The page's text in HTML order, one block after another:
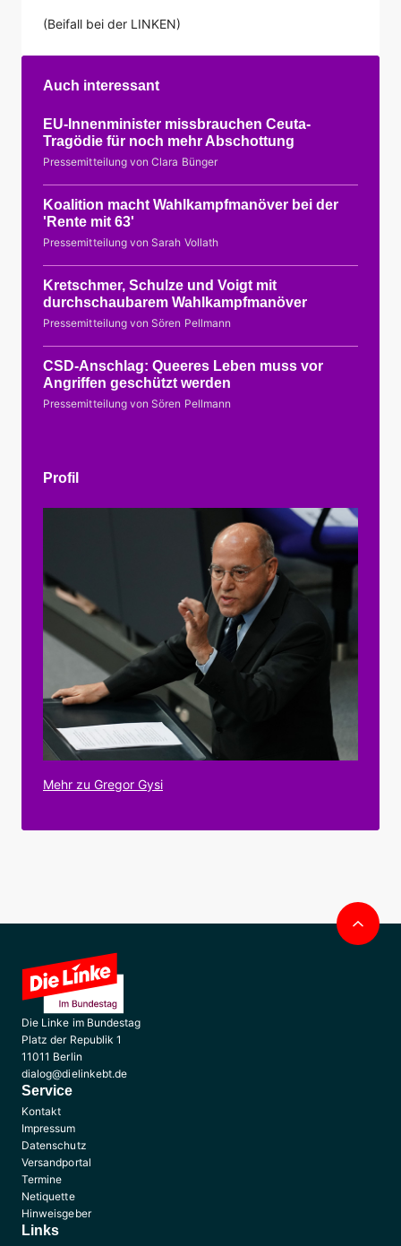
(Beifall bei der LINKEN)
Auch interessant
EU-Innenminister missbrauchen Ceuta-
Tragödie für noch mehr Abschottung
Pressemitteilung von Clara Bünger
Koalition macht Wahlkampfmanöver bei der
'Rente mit 63'
Pressemitteilung von Sarah Vollath
Kretschmer, Schulze und Voigt mit
durchschaubarem Wahlkampfmanöver
Pressemitteilung von Sören Pellmann
CSD-Anschlag: Queeres Leben muss vor
Angriffen geschützt werden
Pressemitteilung von Sören Pellmann
Profil
Mehr zu Gregor Gysi
Die Linke im Bundestag
Platz der Republik 1
11011 Berlin
dialog@dielinkebt.de
Service
Kontakt
Impressum
Datenschutz
Versandportal
Termine
Netiquette
Hinweisgeber
Links